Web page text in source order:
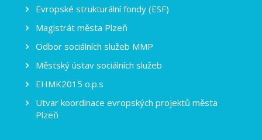
Evropské strukturální fondy (ESF)
Magistrát města Plzeň
Odbor sociálních služeb MMP
Městský ústav sociálních služeb
EHMK2015 o.p.s
Utvar koordinace evropských projektů města
Plzeň